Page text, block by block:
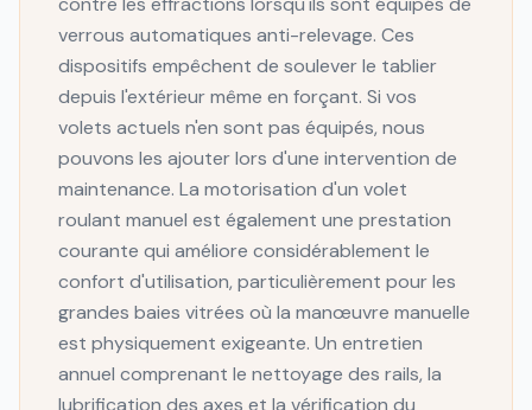
verrous automatiques anti-relevage. Ces
dispositifs empêchent de soulever le tablier
depuis l'extérieur même en forçant. Si vos
volets actuels n'en sont pas équipés, nous
pouvons les ajouter lors d'une intervention de
maintenance. La motorisation d'un volet
roulant manuel est également une prestation
courante qui améliore considérablement le
confort d'utilisation, particulièrement pour les
grandes baies vitrées où la manœuvre manuelle
est physiquement exigeante. Un entretien
annuel comprenant le nettoyage des rails, la
lubrification des axes et la vérification du